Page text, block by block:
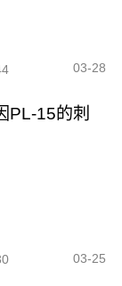
03-28
PL-15的刺
03-25